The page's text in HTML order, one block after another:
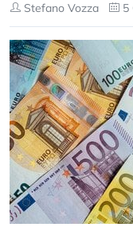
Stefano Vozza 5